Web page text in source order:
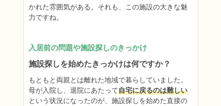
かれた雰囲気がある。それも、この施設の大きな魅
入居前の問題や施設探しのきっかけ
施設探しを始めたきっかけは何ですか？
もともと両親とは離れた地域で暮らしていました。
母が入院し、退院にあたって自宅に戻るのは難しい
という状況になったのが、施設探しを始めた直接の